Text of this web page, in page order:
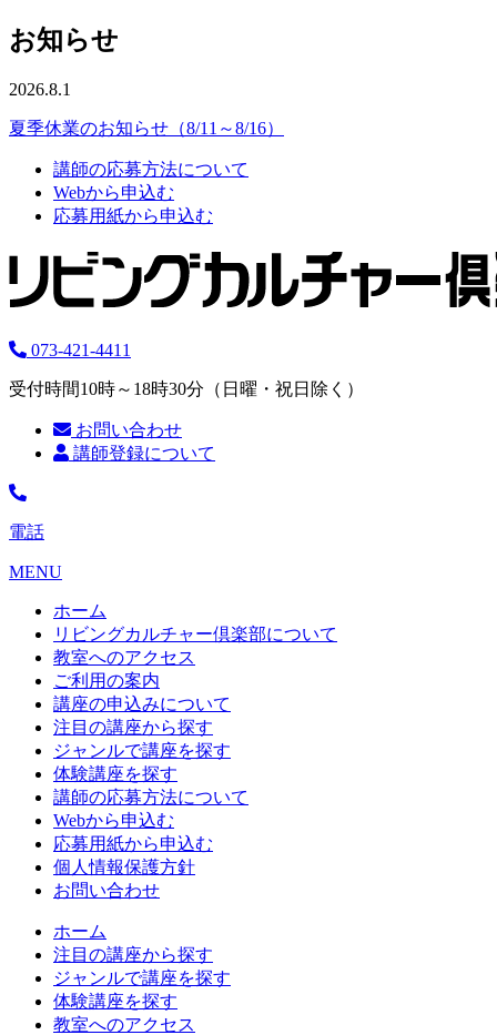
お知らせ
2026.8.1
夏季休業のお知らせ（8/11～8/16）
講師の応募方法について
Webから申込む
応募用紙から申込む
073-421-4411
受付時間10時～18時30分（日曜・祝日除く）
お問い合わせ
講師登録について
電話
MENU
ホーム
リビングカルチャー倶楽部について
教室へのアクセス
ご利用の案内
講座の申込みについて
注目の講座から探す
ジャンルで講座を探す
体験講座を探す
講師の応募方法について
Webから申込む
応募用紙から申込む
個人情報保護方針
お問い合わせ
ホーム
注目の講座から探す
ジャンルで講座を探す
体験講座を探す
教室へのアクセス